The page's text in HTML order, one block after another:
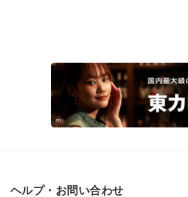
ヘルプ・お問い合わせ